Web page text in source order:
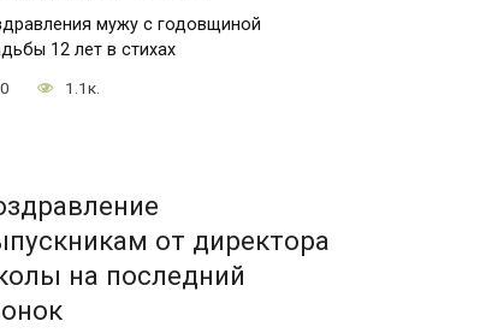
мужу с годовщиной
12 лет в стихах
0 1.1к.
от директора
на последний